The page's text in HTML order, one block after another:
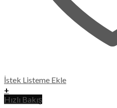
İstek Listeme Ekle
+
Hızlı Bakış